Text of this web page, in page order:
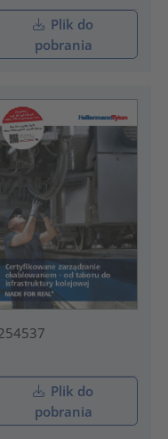
Plik do
pobrania
Plik do
pobrania